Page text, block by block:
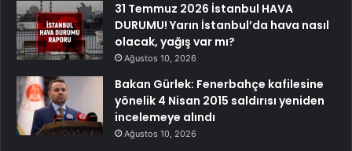
31 Temmuz 2026 İstanbul HAVA
DURUMU! Yarın İstanbul’da hava nasıl
olacak, yağış var mı?
Ağustos 10, 2026
Bakan Gürlek: Fenerbahçe kafilesine
yönelik 4 Nisan 2015 saldırısı yeniden
incelemeye alındı
Ağustos 10, 2026